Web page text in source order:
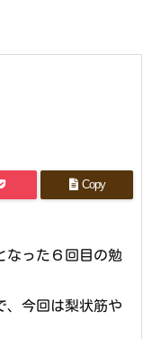
Copy
なった６回目の勉
、今回は梨状筋や